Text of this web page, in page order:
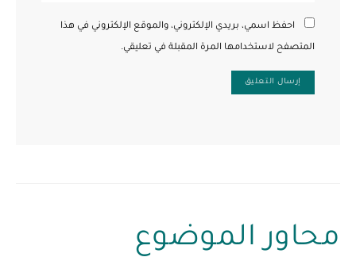
احفظ اسمي، بريدي الإلكتروني، والموقع الإلكتروني في هذا
المتصفح لاستخدامها المرة المقبلة في تعليقي.
محاور الموضوع